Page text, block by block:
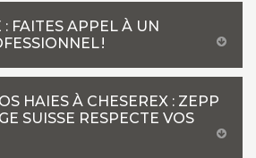
FAITES APPEL À UN
!
HAIES À CHESEREX : ZEPP
SUISSE RESPECTE VOS